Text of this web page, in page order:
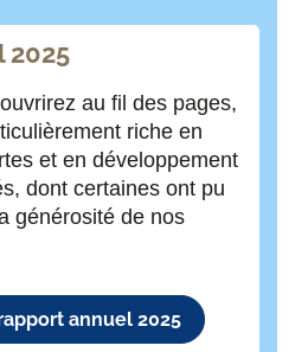
2025
au fil des pages,
riche en
et en développement
dont certaines ont pu
générosité de nos
annuel 2025